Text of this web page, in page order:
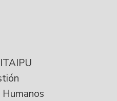
Humanos